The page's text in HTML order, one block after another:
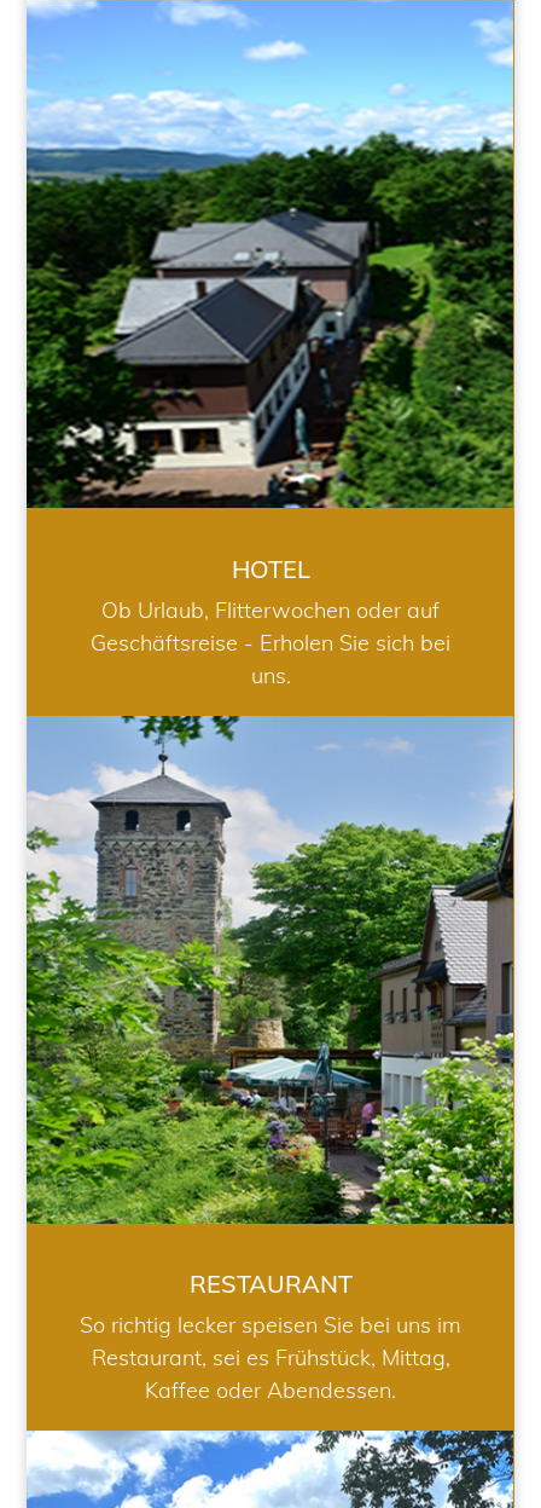
HOTEL
HOTEL
Ob Urlaub, Flitterwochen oder auf
Geschäftsreise - Erholen Sie sich bei
uns.
RESTAURANT
RESTAURANT
So richtig lecker speisen Sie bei uns im
Restaurant, sei es Frühstück, Mittag,
Kaffee oder Abendessen.